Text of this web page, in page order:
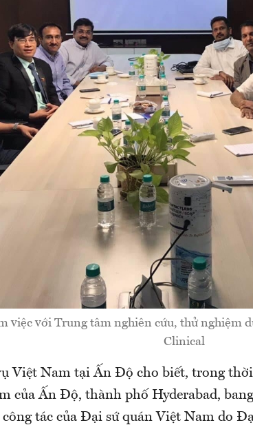
việc với Trung tâm nghiên cứu, thử nghiệm
Clinical
Việt Nam tại Ấn Độ cho biết, trong
của Ấn Độ, thành phố Hyderabad,
tác của Đại sứ quán Việt Nam do